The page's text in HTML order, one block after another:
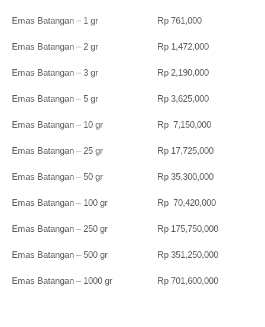
Emas Batangan – 1 gr Rp 761,000
Emas Batangan – 2 gr Rp 1,472,000
Emas Batangan – 3 gr Rp 2,190,000
Emas Batangan – 5 gr Rp 3,625,000
Emas Batangan – 10 gr Rp 7,150,000
Emas Batangan – 25 gr Rp 17,725,000
Emas Batangan – 50 gr Rp 35,300,000
Emas Batangan – 100 gr Rp 70,420,000
Emas Batangan – 250 gr Rp 175,750,000
Emas Batangan – 500 gr Rp 351,250,000
Emas Batangan – 1000 gr Rp 701,600,000